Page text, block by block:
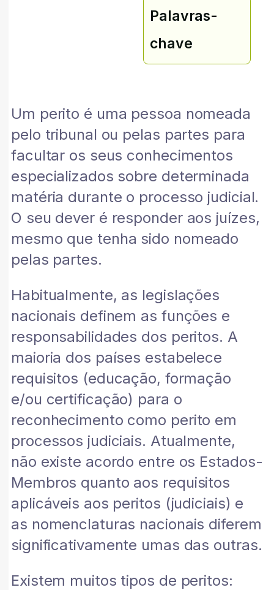
Palavras-
chave
Um perito é uma pessoa nomeada
pelo tribunal ou pelas partes para
facultar os seus conhecimentos
especializados sobre determinada
matéria durante o processo judicial.
O seu dever é responder aos juízes,
mesmo que tenha sido nomeado
pelas partes.
Habitualmente, as legislações
nacionais definem as funções e
responsabilidades dos peritos. A
maioria dos países estabelece
requisitos (educação, formação
e/ou certificação) para o
reconhecimento como perito em
processos judiciais. Atualmente,
não existe acordo entre os Estados-
Membros quanto aos requisitos
aplicáveis aos peritos (judiciais) e
as nomenclaturas nacionais diferem
significativamente umas das outras.
Existem muitos tipos de peritos: